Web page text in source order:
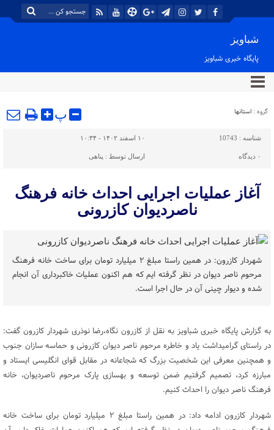
شباویز
پایگاه خبری شباویز
گروه : استانها پ
شناسه : 10743 ۱۰ اسفند ۱۴۰۲ - ۱۰:۳۴
۰ دیدگاه ارسال توسط : پناهی
آغاز عملیات اجرایی احداث خانه فرهنگ
ناصردیوان کازرونی
شهردار کازرون: در همین راستا مبلغ ٢ میلیارد تومان برای ساخت خانه فرهنگ
مرحوم ناصر دیوان در نظر گرفته ایم که هم اکنون عملیات خاکبرداری آن انجام
شده و دیوار چینی آن در حال اجرا است.
به گزارش پایگاه خبری شباویز به نقل از کازرون نگاه،رضا نوذری شهردار کازرون گفت:
در راستای گرامیداشت یاد و خاطره مرحوم ناصر دیوان کازرونی و حماسه سازان جنوب
و همچنین معرفی این شخصیت بزرگ که شجاعانه در مقابل قوای انگلیسی ایستاد و
مبارزه کرد، تصمیم گرفتیم ضمن توسعه و بهسازی پارک مرحوم ناصردیوان، خانه
فرهنگ ناصر دیوان را احداث کنیم.
شهردار کازرون ادامه داد: در همین راستا مبلغ ٢ میلیارد تومان برای ساخت خانه